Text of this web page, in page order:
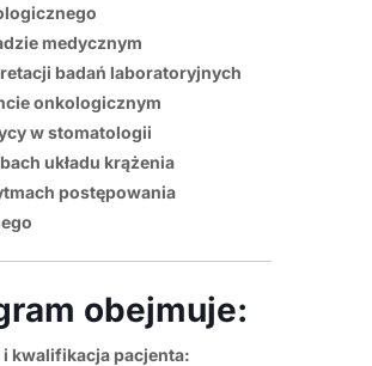
medycznym
badań laboratoryjnych
onkologicznym
w stomatologii
układu krążenia
postępowania
obejmuje:
kwalifikacja pacjenta: